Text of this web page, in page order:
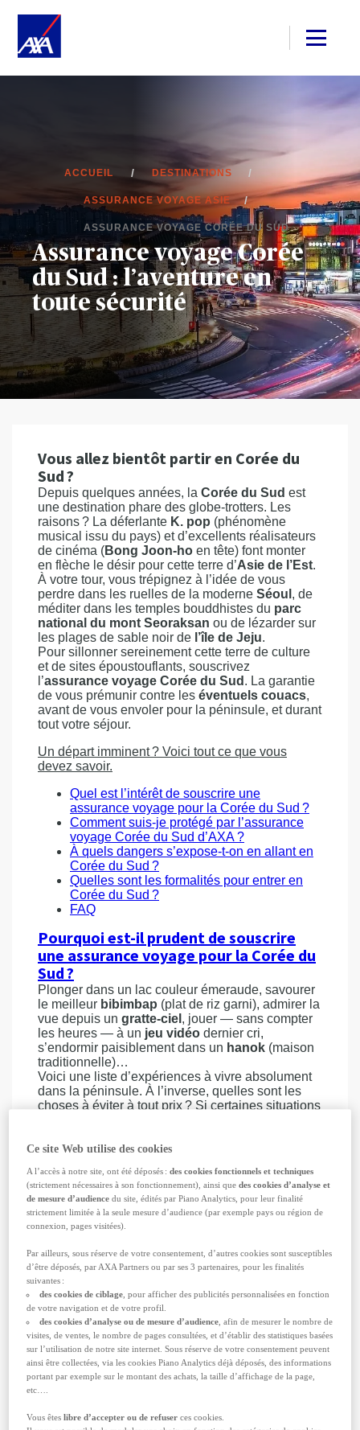
ACCUEIL DESTINATIONS
ASSURANCE VOYAGE ASIE
ASSURANCE VOYAGE CORÉE DU SUD
Assurance voyage Corée
du Sud : l’aventure en
toute sécurité
Vous allez bientôt partir en Corée du
Sud ?
Depuis quelques années, la Corée du Sud est
une destination phare des globe-trotters. Les
raisons ? La déferlante K. pop (phénomène
musical issu du pays) et d’excellents réalisateurs
de cinéma (Bong Joon-ho en tête) font monter
en flèche le désir pour cette terre d’Asie de l’Est.
À votre tour, vous trépignez à l’idée de vous
perdre dans les ruelles de la moderne Séoul , de
méditer dans les temples bouddhistes du parc
national du mont Seoraksan ou de lézarder sur
les plages de sable noir de l’île de Jeju.
Pour sillonner sereinement cette terre de culture
et de sites époustouflants, souscrivez
l’assurance voyage Corée du Sud . La garantie
de vous prémunir contre les éventuels couacs,
avant de vous envoler pour la péninsule, et durant
tout votre séjour.
Un départ imminent ? Voici tout ce que vous
devez savoir.
Quel est l’intérêt de souscrire une
assurance voyage pour la Corée du Sud ?
Comment suis-je protégé par l’assurance
voyage Corée du Sud d’AXA ?
À quels dangers s’expose-t-on en allant en
Corée du Sud ?
Quelles sont les formalités pour entrer en
Corée du Sud ?
FAQ
Pourquoi est-il prudent de souscrire
une assurance voyage pour la Corée du
Sud ?
Plonger dans un lac couleur émeraude, savourer
le meilleur bibimbap (plat de riz garni), admirer la
vue depuis un gratte-ciel , jouer — sans compter
les heures — à un jeu vidéo dernier cri,
s’endormir paisiblement dans un hanok (maison
traditionnelle)…
Voici une liste d’expériences à vivre absolument
dans la péninsule. À l’inverse, quelles sont les
choses à éviter à tout prix ? Si certaines situations
assurance voyage Corée du Sud
qu’avec de (très) bons souvenirs.
Chaque voyage entraîne des risques dont il faut
se prémunir
voyage, on a du mal à se projeter dans des
circonstances négatives. Et pourtant, des
événements — ne relevant pas de votre volonté
— peuvent survenir :
Un impondérable qui entraîne l’annulation
du voyage
Unretardinévitable qui faitrater l’avionou
une correspondance
Une situation vous affectant (ou concernant
avant ou pendant le séjour
Ce site Web utilise des cookies
A l’accès à notre site, ont été déposés :des cookies fonctionnels et techniques
(strictement nécessaires à son fonctionnement), ainsi quedes cookies d’analyse et
de mesure d’audience du site, édités par Piano Analytics, pour leur finalité
strictement limitée à la seule mesure d’audience (par exemple pays ou région de
connexion, pages visitées).
Par ailleurs, sous réserve de votre consentement, d’autres cookies sont susceptibles
d’être déposés, par AXA Partners ou par ses 3 partenaires, pour les finalités
suivantes :
des cookies de ciblage, pour afficher des publicités personnalisées en fonction
de votre navigation et de votre profil.
des cookies d’analyse ou de mesure d’audience, afin de mesurer le nombre de
visites, de ventes, le nombre de pages consultées, et d’établir des statistiques basées
sur l’utilisation de notre site internet. Sous réserve de votre consentement peuvent
ainsi être collectées, via les cookies Piano Analytics déjà déposés, des informations
portant par exemple sur le montant des achats, la taille d’affichage de la page,
etc….
Vous êteslibre d’accepter ou de refuser ces cookies.